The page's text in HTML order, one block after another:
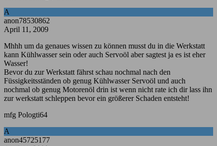
A
anon78530862
April 11, 2009
Mhhh um da genaues wissen zu können musst du in die Werkstatt
kann Kühlwasser sein oder auch Servoöl aber sagtest ja es ist eher
Wasser!
Bevor du zur Werkstatt fährst schau nochmal nach den
Füssigkeitsständen ob genug Kühlwasser Servoöl und auch
nochmal ob genug Motorenöl drin ist wenn nicht rate ich dir lass ihn
zur werkstatt schleppen bevor ein größerer Schaden entsteht!
mfg Pologti64
A
anon45725177